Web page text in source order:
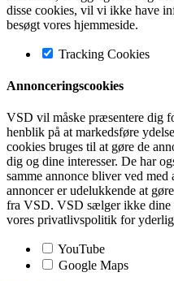
disse cookies, vil vi ikke have
besøgt vores hjemmeside.
Tracking Cookies
Annonceringscookies
VSD vil måske præsentere dig
henblik på at markedsføre
cookies bruges til at gøre de
dig og dine interesser. De har
samme annonce bliver ved
annoncer er udelukkende at
fra VSD. VSD sælger ikke dine
vores privatlivspolitik for
YouTube
Google Maps